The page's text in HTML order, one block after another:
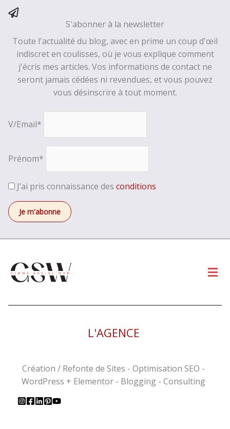
S'abonner à la newsletter
Toute l'actualité du blog, avec en prime un coup d'œil
indiscret en coulisses, où je vous explique comment
j'écris mes articles. Vos informations de contact ne
seront jamais cédées ni revendues, et vous pouvez
vous désinscrire à tout moment.
V/Email*
Prénom*
J’ai pris connaissance des conditions
L'AGENCE
Création / Refonte de Sites - Optimisation SEO -
WordPress + Elementor - Blogging - Consulting